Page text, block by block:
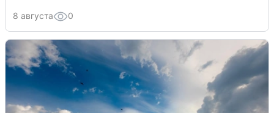
8 августа 0